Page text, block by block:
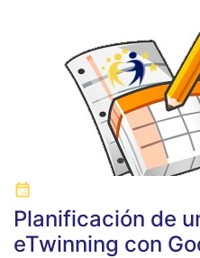
Planificación de
eTwinning con